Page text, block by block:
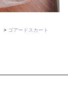
> ゴアードスカート